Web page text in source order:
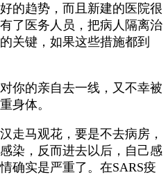
的趋势，而且新建的医院很
了医务人员，把病人隔离治
关键，如果这些措施都到
你的亲自去一线，又不幸被
身体。
走马观花，要是不去病房，
染，反而进去以后，自己感
确实是严重了。在SARS疫